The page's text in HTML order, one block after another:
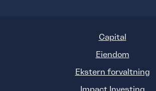
Capital
Eiendom
Ekstern forvaltning